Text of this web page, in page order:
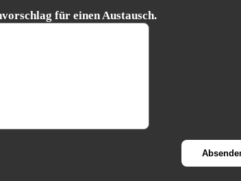
für einen Austausch.